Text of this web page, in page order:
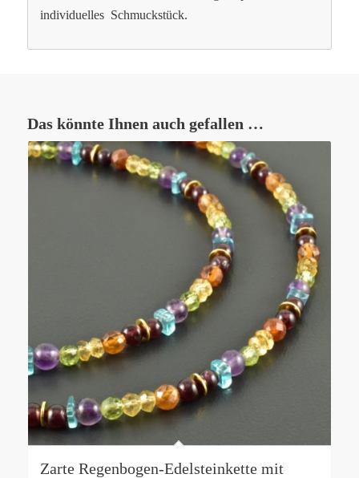
individuelles Schmuckstück.
Das könnte Ihnen auch gefallen …
Zarte Regenbogen-Edelsteinkette mit